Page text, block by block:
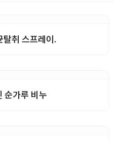
탈취 스프레이.
샘플구매
순가루 비누
샘플구매